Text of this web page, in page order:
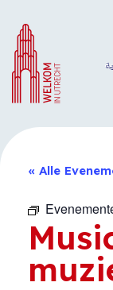
naar
de
inhoud
« Alle